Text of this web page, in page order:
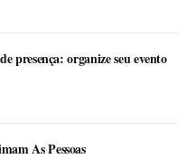
presença: organize seu evento
As Pessoas